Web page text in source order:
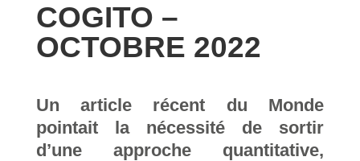
COGITO –
OCTOBRE 2022
Un article récent du Monde
pointait la nécessité de sortir
d’une approche quantitative,